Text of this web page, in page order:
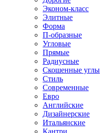
Эконом-класс
Элитные
Форма
П-образные
Угловые
Прямые
Радиусные
Скошенные углы
Стиль
Современные
Евро
Английские
Дизайнерские
Итальянские
Кантри